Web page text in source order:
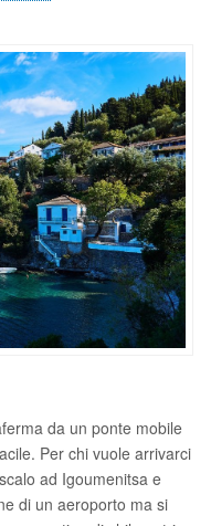
da un ponte mobile
Per chi vuole arrivarci
ad Igoumenitsa e
di un aeroporto ma si